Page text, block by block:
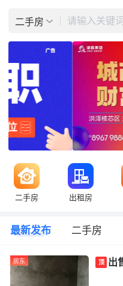
二手房 请输入关键词
二手房 出租房
最新发布 二手房
房东 顶 出